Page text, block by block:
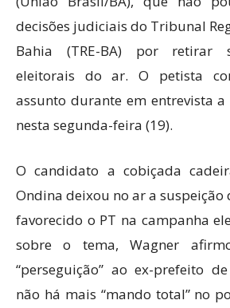
decisões judiciais do Tribunal
Bahia (TRE-BA) por retirar
eleitorais do ar. O petista
assunto durante em entrevista
nesta segunda-feira (19).
O candidato a cobiçada
Ondina deixou no ar a suspeição
favorecido o PT na campanha
sobre o tema, Wagner
“perseguição” ao ex-prefeito
não há mais “mando total” no